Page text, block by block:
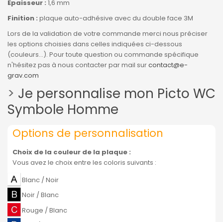
Epaisseur : 1,6 mm
Finition : plaque auto-adhésive avec du double face 3M
Lors de la validation de votre commande merci nous préciser
les options choisies dans celles indiquées ci-dessous
(couleurs...). Pour toute question ou commande spécifique
n'hésitez pas à nous contacter par mail surcontact@e-
grav.com
> Je personnalise mon Picto WC
Symbole Homme
Options de personnalisation
Choix de la couleur de la plaque :
Vous avez le choix entre les coloris suivants :
Blanc / Noir
Noir / Blanc
Rouge / Blanc